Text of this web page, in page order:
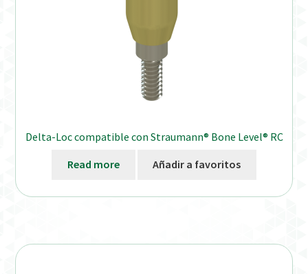
Delta-Loc compatible con Straumann® Bone Level® RC
Read more Añadir a favoritos